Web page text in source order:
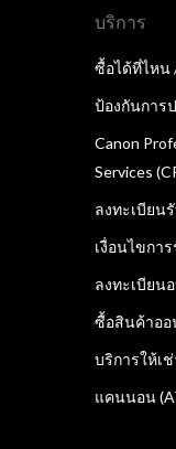
บริการ
ซื้อได้ที่ไหน
ป้องกันการ
Canon
Services
ลงทะเบียน
เงื่อนไขกา
ลงทะเบียน
ซื้อสินค้าออ
บริการให้เ
แคนนอน